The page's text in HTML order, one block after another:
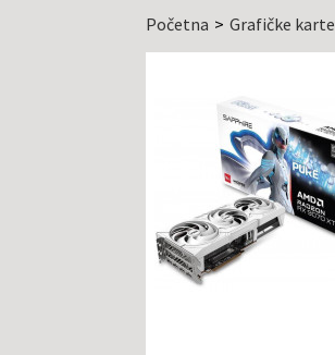
Početna Grafičke karte